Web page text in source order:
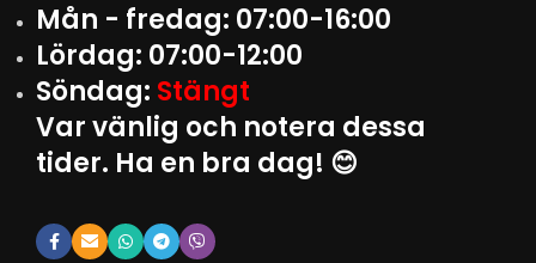
Mån - fredag: 07:00-16:00
Lördag: 07:00-12:00
Söndag: Stängt
Var vänlig och notera dessa
tider. Ha en bra dag! 😊